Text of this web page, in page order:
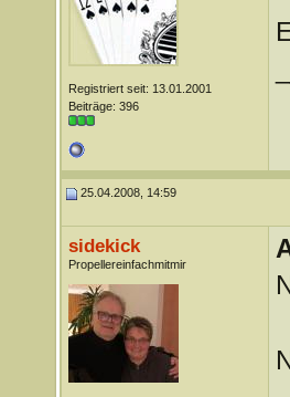
Registriert seit: 13.01.2001
Beiträge: 396
25.04.2008, 14:59
sidekick
Propellereinfachmitmir